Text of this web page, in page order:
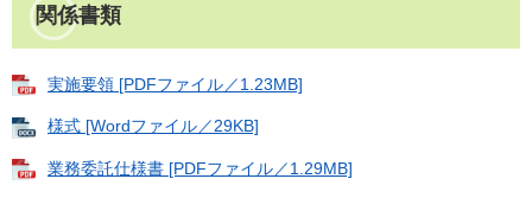
関係書類
実施要領 [PDFファイル／1.23MB]
様式 [Wordファイル／29KB]
業務委託仕様書 [PDFファイル／1.29MB]